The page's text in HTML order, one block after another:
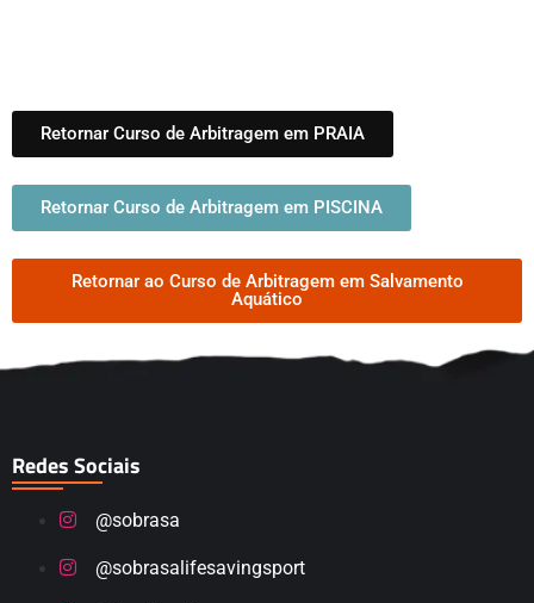
Retornar Curso de Arbitragem em PRAIA
Retornar Curso de Arbitragem em PISCINA
Retornar ao Curso de Arbitragem em Salvamento
Aquático
Redes Sociais
@sobrasa
@sobrasalifesavingsport